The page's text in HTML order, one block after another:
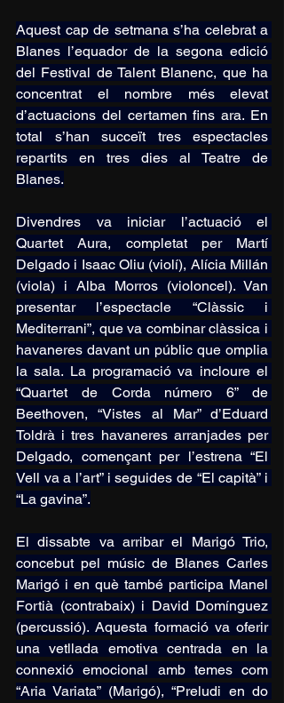
Aquest cap de setmana s’ha celebrat a
Blanes l’equador de la segona edició
del Festival de Talent Blanenc, que ha
concentrat el nombre més elevat
d’actuacions del certamen fins ara. En
total s’han succeït tres espectacles
repartits en tres dies al Teatre de
Blanes.
Divendres va iniciar l’actuació el
Quartet Aura, completat per Martí
Delgado i Isaac Oliu (violí), Alícia Millán
(viola) i Alba Morros (violoncel). Van
presentar l’espectacle “Clàssic i
Mediterrani”, que va combinar clàssica i
havaneres davant un públic que omplia
la sala. La programació va incloure el
“Quartet de Corda número 6” de
Beethoven, “Vistes al Mar” d’Eduard
Toldrà i tres havaneres arranjades per
Delgado, començant per l’estrena “El
Vell va a l’art” i seguides de “El capità” i
“La gavina”.
El dissabte va arribar el Marigó Trio,
concebut pel músic de Blanes Carles
Marigó i en què també participa Manel
Fortià (contrabaix) i David Domínguez
(percussió). Aquesta formació va oferir
una vetllada emotiva centrada en la
connexió emocional amb temes com
“Aria Variata” (Marigó), “Preludi en do